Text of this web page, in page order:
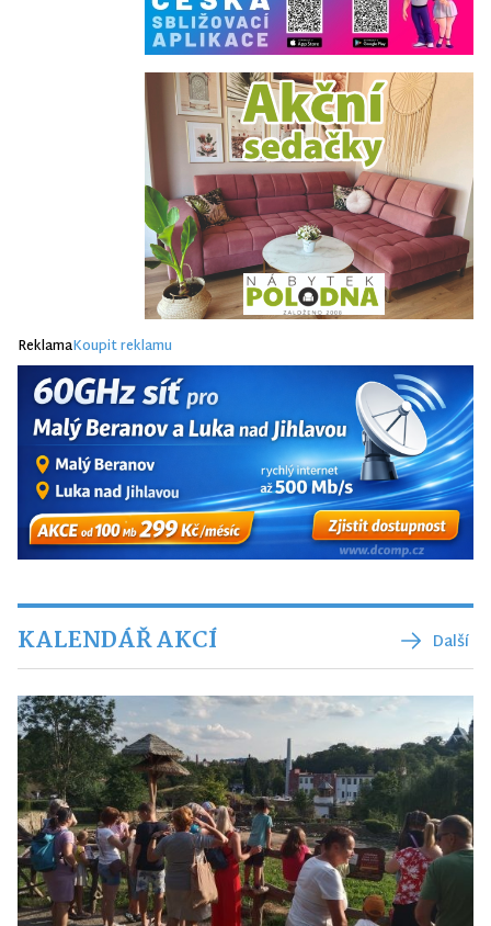
ReklamaKoupit reklamu
KALENDÁŘ AKCÍ Další